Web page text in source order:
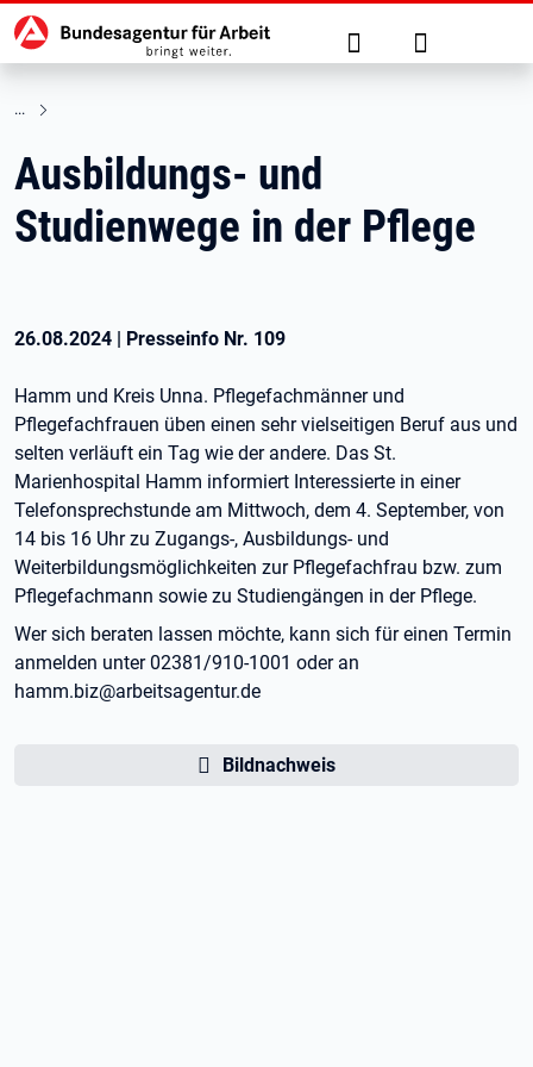
zu den Hauptinhalten springen
Hauptnavigation Suche Anmelden
Ausbildungs- und
Studienwege in der Pflege
26.08.2024 | Presseinfo Nr. 109
Hamm und Kreis Unna. Pflegefachmänner und
Pflegefachfrauen üben einen sehr vielseitigen Beruf aus und
selten verläuft ein Tag wie der andere. Das St.
Marienhospital Hamm informiert Interessierte in einer
Telefonsprechstunde am Mittwoch, dem 4. September, von
14 bis 16 Uhr zu Zugangs-, Ausbildungs- und
Weiterbildungsmöglichkeiten zur Pflegefachfrau bzw. zum
Pflegefachmann sowie zu Studiengängen in der Pflege.
Wer sich beraten lassen möchte, kann sich für einen Termin
anmelden unter 02381/910-1001 oder an
hamm.biz@arbeitsagentur.de
Bildnachweis